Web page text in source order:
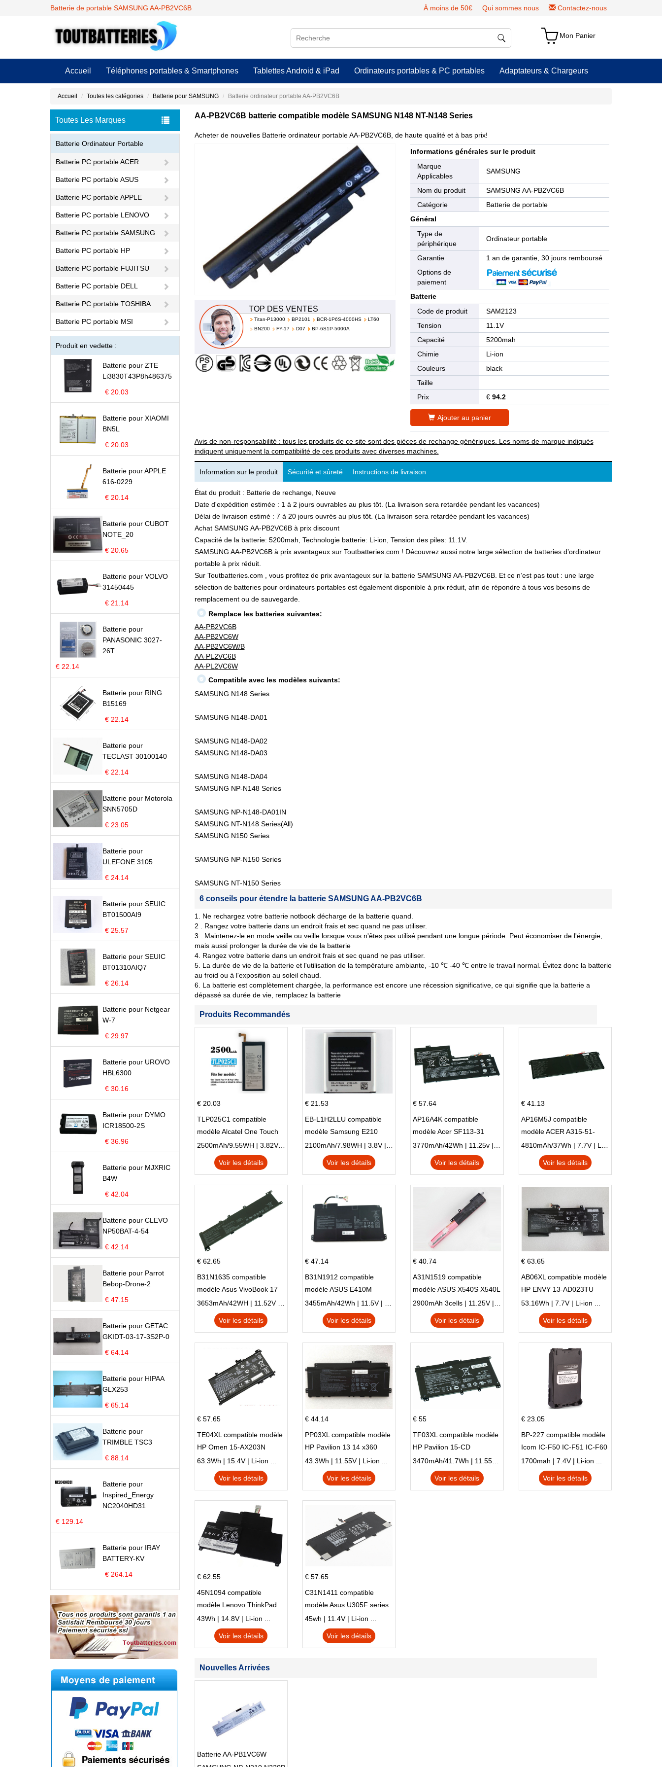
Batterie de portable SAMSUNG AA-PB2VC6B À moins de 50€ Qui sommes nous Contactez-nous
Mon Panier
Accueil Téléphones portables & Smartphones Tablettes Android & iPad Ordinateurs portables & PC portables Adaptateurs & Chargeurs
Accueil Toutes les catégories Batterie pour SAMSUNG Batterie ordinateur portable AA-PB2VC6B
Toutes Les Marques
Batterie Ordinateur Portable
Batterie PC portable ACER
Batterie PC portable ASUS
Batterie PC portable APPLE
Batterie PC portable LENOVO
Batterie PC portable SAMSUNG
Batterie PC portable HP
Batterie PC portable FUJITSU
Batterie PC portable DELL
Batterie PC portable TOSHIBA
Batterie PC portable MSI
Produit en vedette :
Batterie pour ZTE
Li3830T43P8h486375
€ 20.03
Batterie pour XIAOMI
BN5L
€ 20.03
Batterie pour APPLE
616-0229
€ 20.14
Batterie pour CUBOT
NOTE_20
€ 20.65
Batterie pour VOLVO
31450445
€ 21.14
Batterie pour
PANASONIC 3027-
26T
€ 22.14
Batterie pour RING
B15169
€ 22.14
Batterie pour
TECLAST 30100140
€ 22.14
Batterie pour Motorola
SNN5705D
€ 23.05
Batterie pour
ULEFONE 3105
€ 24.14
Batterie pour SEUIC
BT01500AI9
€ 25.57
Batterie pour SEUIC
BT01310AIQ7
€ 26.14
Batterie pour Netgear
W-7
€ 29.97
Batterie pour UROVO
HBL6300
€ 30.16
Batterie pour DYMO
ICR18500-2S
€ 36.96
Batterie pour MJXRIC
B4W
€ 42.04
Batterie pour CLEVO
NP50BAT-4-54
€ 42.14
Batterie pour Parrot
Bebop-Drone-2
€ 47.15
Batterie pour GETAC
GKIDT-03-17-3S2P-0
€ 64.14
Batterie pour HIPAA
GLX253
€ 65.14
Batterie pour
TRIMBLE TSC3
€ 88.14
Batterie pour
Inspired_Energy
NC2040HD31
€ 129.14
Batterie pour IRAY
BATTERY-KV
€ 264.14
AA-PB2VC6B batterie compatible modèle SAMSUNG N148 NT-N148 Series
Acheter de nouvelles Batterie ordinateur portable AA-PB2VC6B, de haute qualité et à bas prix!
TOP DES VENTES
Titan-P13000 BP2101 BCR-1P6S-4000HS
LT60
BN200
FY-17 D07 BP-6S1P-5000A
Informations générales sur le produit
Marque
Applicables
SAMSUNG
Nom du produit
SAMSUNG AA-PB2VC6B
Catégorie
Batterie de portable
Général
Type de
périphérique
Ordinateur portable
Garantie
1 an de garantie, 30 jours remboursé
Options de
paiement
Batterie
Code de produit
SAM2123
Tension
11.1V
Capacité
5200mah
Chimie
Li-ion
Couleurs
black
Taille
Prix
€94.2
Ajouter au panier
Avis de non-responsabilité : tous les produits de ce site sont des pièces de rechange génériques. Les noms de marque indiqués
indiquent uniquement la compatibilité de ces produits avec diverses machines.
Information sur le produit Sécurité et sûreté Instructions de livraison
État du produit : Batterie de rechange, Neuve
Date d'expédition estimée : 1 à 2 jours ouvrables au plus tôt. (La livraison sera retardée pendant les vacances)
Délai de livraison estimé : 7 à 20 jours ouvrés au plus tôt. (La livraison sera retardée pendant les vacances)
Achat SAMSUNG AA-PB2VC6B à prix discount
Capacité de la batterie: 5200mah, Technologie batterie: Li-ion, Tension des piles: 11.1V.
SAMSUNG AA-PB2VC6B à prix avantageux sur Toutbatteries.com ! Découvrez aussi notre large sélection de batteries d’ordinateur
portable à prix réduit.
Sur Toutbatteries.com , vous profitez de prix avantageux sur la batterie SAMSUNG AA-PB2VC6B. Et ce n’est pas tout : une large
sélection de batteries pour ordinateurs portables est également disponible à prix réduit, afin de répondre à tous vos besoins de
remplacement ou de sauvegarde.
Remplace les batteries suivantes:
AA-PB2VC6B
AA-PB2VC6W
AA-PB2VC6W/B
AA-PL2VC6B
AA-PL2VC6W
Compatible avec les modèles suivants:
SAMSUNG N148 Series
SAMSUNG N148-DA01
SAMSUNG N148-DA02
SAMSUNG N148-DA03
SAMSUNG N148-DA04
SAMSUNG NP-N148 Series
SAMSUNG NP-N148-DA01IN
SAMSUNG NT-N148 Series(All)
SAMSUNG N150 Series
SAMSUNG NP-N150 Series
SAMSUNG NT-N150 Series
6 conseils pour étendre la batterie SAMSUNG AA-PB2VC6B
1. Ne rechargez votre batterie notbook décharge de la batterie quand.
2 . Rangez votre batterie dans un endroit frais et sec quand ne pas utiliser.
3 . Maintenez-le en mode veille ou veille lorsque vous n'êtes pas utilisé pendant une longue période. Peut économiser de l'énergie,
mais aussi prolonger la durée de vie de la batterie
4. Rangez votre batterie dans un endroit frais et sec quand ne pas utiliser.
5. La durée de vie de la batterie et l'utilisation de la température ambiante, -10 ℃ -40 ℃ entre le travail normal. Évitez donc la batterie
au froid ou à l'exposition au soleil chaud.
6. La batterie est complètement chargée, la performance est encore une récession significative, ce qui signifie que la batterie a
dépassé sa durée de vie, remplacez la batterie
Produits Recommandés
€ 20.03
TLP025C1 compatible
modèle Alcatel One Touch
Pop 4 Plus OT-5056D
2500mAh/9.55WH | 3.82V | Li-ion ...
Voir les détails
€ 21.53
EB-L1H2LLU compatible
modèle Samsung E210
E210K i939
Voir les détails
€ 57.64
AP16A4K compatible
modèle Acer SF113-31
AO1-132 NE132
Voir les détails
€ 41.13
AP16M5J compatible
modèle ACER A315-51-
51SL N17Q1 SERIES
Voir les détails
€ 62.65
B31N1635 compatible
modèle Asus VivoBook 17
X705NC X705UA X705UV
X705UN X705UD
Voir les détails
€ 47.14
B31N1912 compatible
modèle ASUS E410M
E410MA L410MA
Voir les détails
€ 40.74
A31N1519 compatible
modèle ASUS X540S X540L
X540LA-SI302 X540SA
X540S
Voir les détails
€ 63.65
AB06XL compatible modèle
HP ENVY 13-AD023TU
HSTNN-DB8C 921438-855
TPN-I128
53.16Wh | 7.7V | Li-ion ...
Voir les détails
€ 57.65
TE04XL compatible modèle
HP Omen 15-AX203N
Omen 15 Series Pavilion 15
Series
63.3Wh | 15.4V | Li-ion ...
Voir les détails
€ 44.14
PP03XL compatible modèle
HP Pavilion 13 14 x360
L83388-AC1 L83388-421
HSTNN-LB8S M01118-421
M01144-005 13-BB 14-DV
43.3Wh | 11.55V | Li-ion ...
Voir les détails
€ 55
TF03XL compatible modèle
HP Pavilion 15-CD
Voir les détails
€ 23.05
BP-227 compatible modèle
Icom IC-F50 IC-F51 IC-F60
IC-F61 IC-M87
1700mah | 7.4V | Li-ion ...
Voir les détails
€ 62.55
45N1094 compatible
modèle Lenovo ThinkPad
Edge S230u Twist
43Wh | 14.8V | Li-ion ...
Voir les détails
€ 57.65
C31N1411 compatible
modèle Asus U305F series
45wh | 11.4V | Li-ion ...
Voir les détails
Nouvelles Arrivées
Batterie AA-PB1VC6W